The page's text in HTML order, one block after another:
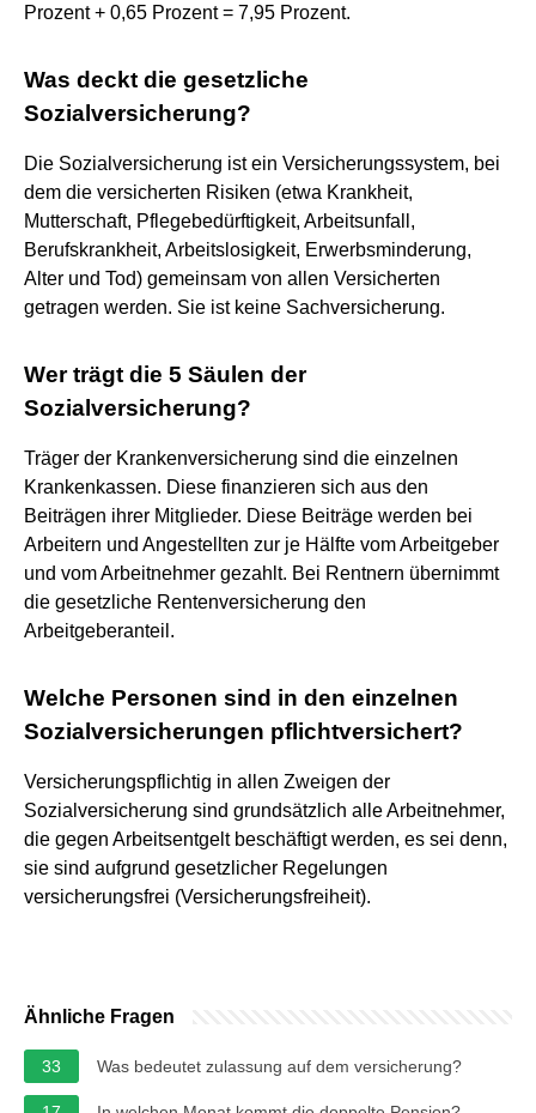
Prozent + 0,65 Prozent = 7,95 Prozent.
Was deckt die gesetzliche
Sozialversicherung?
Die Sozialversicherung ist ein Versicherungssystem, bei
dem die versicherten Risiken (etwa Krankheit,
Mutterschaft, Pflegebedürftigkeit, Arbeitsunfall,
Berufskrankheit, Arbeitslosigkeit, Erwerbsminderung,
Alter und Tod) gemeinsam von allen Versicherten
getragen werden. Sie ist keine Sachversicherung.
Wer trägt die 5 Säulen der
Sozialversicherung?
Träger der Krankenversicherung sind die einzelnen
Krankenkassen. Diese finanzieren sich aus den
Beiträgen ihrer Mitglieder. Diese Beiträge werden bei
Arbeitern und Angestellten zur je Hälfte vom Arbeitgeber
und vom Arbeitnehmer gezahlt. Bei Rentnern übernimmt
die gesetzliche Rentenversicherung den
Arbeitgeberanteil.
Welche Personen sind in den einzelnen
Sozialversicherungen pflichtversichert?
Versicherungspflichtig in allen Zweigen der
Sozialversicherung sind grundsätzlich alle Arbeitnehmer,
die gegen Arbeitsentgelt beschäftigt werden, es sei denn,
sie sind aufgrund gesetzlicher Regelungen
versicherungsfrei (Versicherungsfreiheit).
Ähnliche Fragen
33 Was bedeutet zulassung auf dem versicherung?